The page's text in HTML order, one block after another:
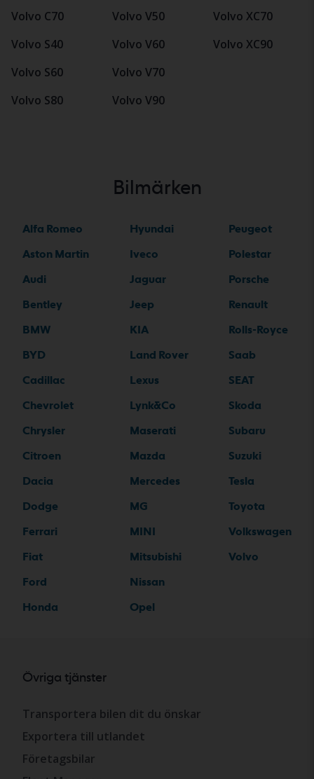
Volvo C70
Volvo S40
Volvo S60
Volvo S80
Volvo V50
Volvo V60
Volvo V70
Volvo V90
Volvo XC70
Volvo XC90
Bilmärken
Alfa Romeo
Aston Martin
Audi
Bentley
BMW
BYD
Cadillac
Chevrolet
Chrysler
Citroen
Dacia
Dodge
Ferrari
Fiat
Ford
Honda
Hyundai
Iveco
Jaguar
Jeep
KIA
Land Rover
Lexus
Lynk&Co
Maserati
Mazda
Mercedes
MG
MINI
Mitsubishi
Nissan
Opel
Peugeot
Polestar
Porsche
Renault
Rolls-Royce
Saab
SEAT
Skoda
Subaru
Suzuki
Tesla
Toyota
Volkswagen
Volvo
Övriga tjänster
Transportera bilen dit du önskar
Exportera till utlandet
Företagsbilar